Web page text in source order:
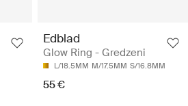
Edblad
Glow Ring - Gredzeni
L/18.5MM M/17.5MM S/16.8MM
55 €